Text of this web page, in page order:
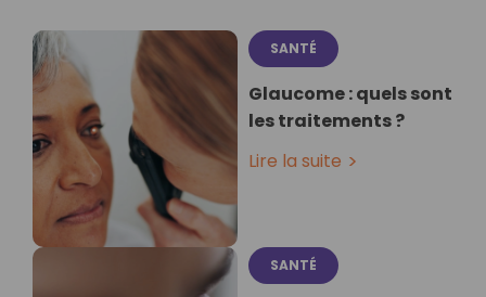
SANTÉ
Glaucome : quels sont
les traitements ?
Lire la suite
SANTÉ